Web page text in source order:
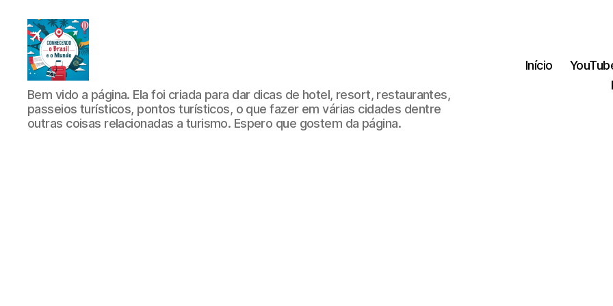
Conhecendo
o
Brasil
e
Bem vido a página. Ela foi criada para dar dicas de hotel, resort, restaurantes,
passeios turísticos, pontos turísticos, o que fazer em várias cidades dentre
outras coisas relacionadas a turismo. Espero que gostem da página.
Início